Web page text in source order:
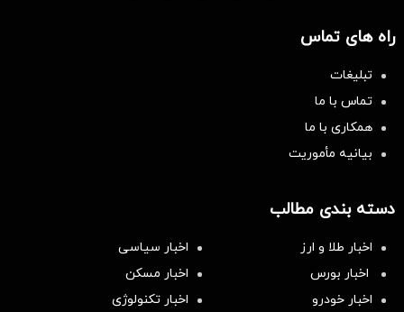
راه های تماس
تبلیغات
تماس با ما
همکاری با ما
بیانیه مأموریت
دسته بندی مطالب
اخبار طلا و ارز
اخبار سیاسی
اخبار بورس
اخبار مسکن
اخبار خودرو
اخبار تکنولوژی